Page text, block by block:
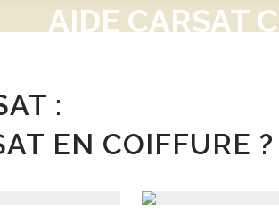
AIDE CARSAT
:
EN COIFFURE ?